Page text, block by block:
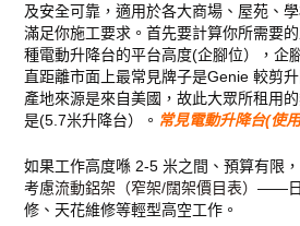
及安全可靠，適用於各大商場、屋苑、
滿足你施工要求。首先要計算你所需要
種電動升降台的平台高度(企腳位），企
直距離市面上最常見牌子是Genie 較剪
產地來源是來自美國，故此大眾所租用
是(5.7米升降台）。 常見電動升降台(使
如果工作高度喺 2-5 米之間、預算有限
考慮流動鋁架（窄架/闊架價目表）——日
修、天花維修等輕型高空工作。